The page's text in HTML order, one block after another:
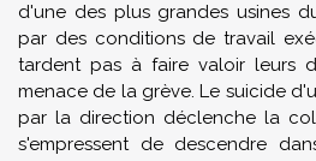
d'une des plus grandes usines
par des conditions de travail
tardent pas à faire valoir leurs
menace de la grève. Le suicide
par la direction déclenche la
s'empressent de descendre